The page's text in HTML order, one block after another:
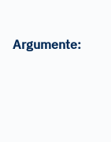
Argumente: